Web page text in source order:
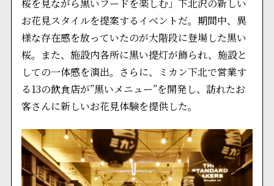
桜を見ながら黒いフードを楽しむ」下北沢の新しい
お花見スタイルを提案するイベントだ。期間中、異
様な存在感を放っていたのが大階段に登場した黒い
桜。また、施設内各所に黒い提灯が飾られ、施設と
しての一体感を演出。さらに、ミカン下北で営業す
る13の飲食店が”黒いメニュー”を開発し、訪れたお
客さんに新しいお花見体験を提供した。